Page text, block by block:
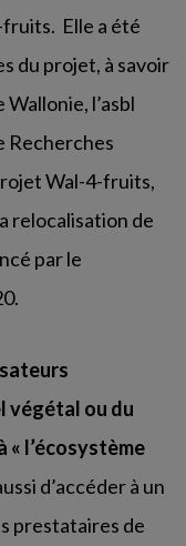
Elle a été
du projet, à savoir
l’asbl
Recherches
Wal-4-fruits,
relocalisation de
par le
végétal ou du
« l’écosystème
d’accéder à un
prestataires de